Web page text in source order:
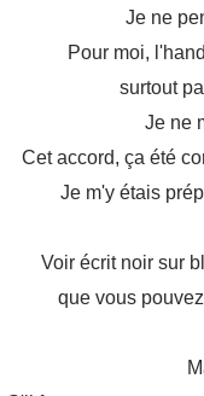
Je ne
Pour moi,
surtout
Je ne
Cet accord, ça été
Je m'y étais
Voir écrit noir sur
que vous